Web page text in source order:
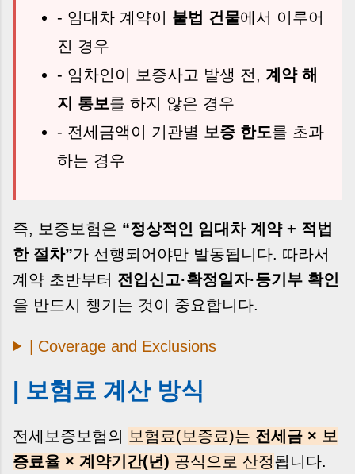
- 임대차 계약이 불법 건물에서 이루어
진 경우
- 임차인이 보증사고 발생 전, 계약 해
지 통보를 하지 않은 경우
- 전세금액이 기관별 보증 한도를 초과
하는 경우
즉, 보증보험은 “정상적인 임대차 계약 + 적법
한 절차”가 선행되어야만 발동됩니다. 따라서
계약 초반부터 전입신고·확정일자·등기부 확인
을 반드시 챙기는 것이 중요합니다.
| Coverage and Exclusions
| 보험료 계산 방식
전세보증보험의 보험료(보증료)는 전세금 × 보
증료율 × 계약기간(년) 공식으로 산정됩니다.